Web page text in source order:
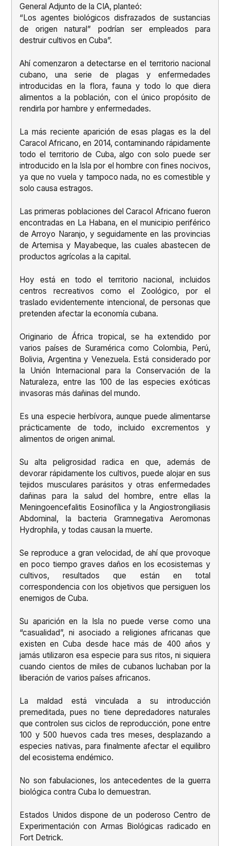
General Adjunto de la CIA, planteó:
“Los agentes biológicos disfrazados de sustancias
de origen natural” podrían ser empleados para
destruir cultivos en Cuba”.
Ahí comenzaron a detectarse en el territorio nacional
cubano, una serie de plagas y enfermedades
introducidas en la flora, fauna y todo lo que diera
alimentos a la población, con el único propósito de
rendirla por hambre y enfermedades.
La más reciente aparición de esas plagas es la del
Caracol Africano, en 2014, contaminando rápidamente
todo el territorio de Cuba, algo con solo puede ser
introducido en la Isla por el hombre con fines nocivos,
ya que no vuela y tampoco nada, no es comestible y
solo causa estragos.
Las primeras poblaciones del Caracol Africano fueron
encontradas en La Habana, en el municipio periférico
de Arroyo Naranjo, y seguidamente en las provincias
de Artemisa y Mayabeque, las cuales abastecen de
productos agrícolas a la capital.
Hoy está en todo el territorio nacional, incluidos
centros recreativos como el Zoológico, por el
traslado evidentemente intencional, de personas que
pretenden afectar la economía cubana.
Originario de África tropical, se ha extendido por
varios países de Suramérica como Colombia, Perú,
Bolivia, Argentina y Venezuela. Está considerado por
la Unión Internacional para la Conservación de la
Naturaleza, entre las 100 de las especies exóticas
invasoras más dañinas del mundo.
Es una especie herbívora, aunque puede alimentarse
prácticamente de todo, incluido excrementos y
alimentos de origen animal.
Su alta peligrosidad radica en que, además de
devorar rápidamente los cultivos, puede alojar en sus
tejidos musculares parásitos y otras enfermedades
dañinas para la salud del hombre, entre ellas la
Meningoencefalitis Eosinofílica y la Angiostrongiliasis
Abdominal, la bacteria Gramnegativa Aeromonas
Hydrophila, y todas causan la muerte.
Se reproduce a gran velocidad, de ahí que provoque
en poco tiempo graves daños en los ecosistemas y
cultivos, resultados que están en total
correspondencia con los objetivos que persiguen los
enemigos de Cuba.
Su aparición en la Isla no puede verse como una
“casualidad”, ni asociado a religiones africanas que
existen en Cuba desde hace más de 400 años y
jamás utilizaron esa especie para sus ritos, ni siquiera
cuando cientos de miles de cubanos luchaban por la
liberación de varios países africanos.
La maldad está vinculada a su introducción
premeditada, pues no tiene depredadores naturales
que controlen sus ciclos de reproducción, pone entre
100 y 500 huevos cada tres meses, desplazando a
especies nativas, para finalmente afectar el equilibro
del ecosistema endémico.
No son fabulaciones, los antecedentes de la guerra
biológica contra Cuba lo demuestran.
Estados Unidos dispone de un poderoso Centro de
Experimentación con Armas Biológicas radicado en
Fort Detrick.